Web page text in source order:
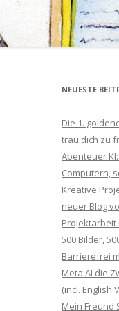
NEUESTE
Die 1.
trau dich zu
Abenteuer
Computern,
Kreative
neuer Blog
Projektarbeit
500 Bilder,
Barrierefrei
Meta AI die
(incl. English
Mein Freund